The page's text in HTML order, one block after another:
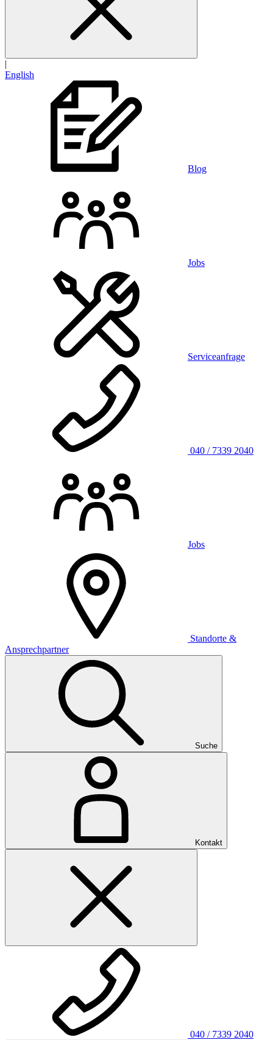
|
English
Blog
Jobs
Serviceanfrage
040 / 7339 2040
Jobs
Standorte &
Ansprechpartner
Suche
Kontakt
040 / 7339 2040